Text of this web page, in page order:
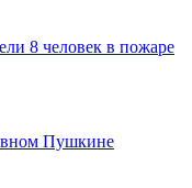
8 человек в пожаре
Пушкине